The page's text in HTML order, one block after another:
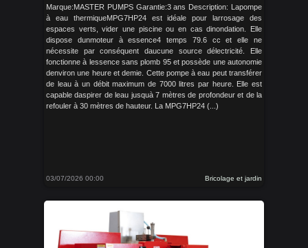
Marque:MASTER PUMPS Garantie:3 ans Description: Lapompe
à eau thermiqueMPG7HP24 est idéale pour larrosage des
espaces verts, vider une piscine ou en cas dinondation. Elle
dispose dunmoteur à essence4 temps 79.6 cc et elle ne
nécessite par conséquent daucune source délectricité. Elle
fonctionne à lessence sans plomb 95 et possède une autonomie
denviron une heure et demie. Cette pompe à eau peut transférer
de leau à un débit maximum de 7000 litres par heure. Elle est
capable daspirer de leau jusquà 7 mètres de profondeur et de la
refouler à 30 mètres de hauteur. La MPG7HP24 (...)
03/07/2026 00:00 Bricolage et jardin